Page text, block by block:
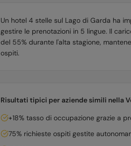
Un hotel 4 stelle sul Lago di Garda ha
gestire le prenotazioni in 5 lingue. Il
del 55% durante l'alta stagione,
ospiti.
Risultati tipici per aziende simili nella
+18% tasso di occupazione grazie a
75% richieste ospiti gestite